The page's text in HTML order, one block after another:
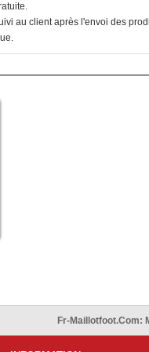
au client après l'envoi des
Fr-Maillotfoot.com: